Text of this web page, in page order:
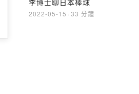
李博士聊日本棒球
2022-05-15 · 33 分鐘